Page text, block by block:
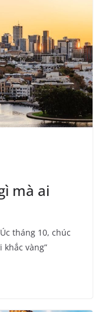
mà ai
tháng 10, chúc
vàng”